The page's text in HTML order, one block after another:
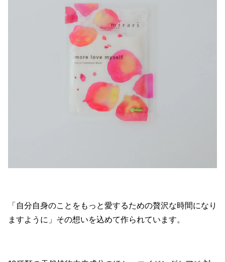
「自分自身のことをもっと愛するための贅沢な時間になり
ますように」その想いを込めて作られています。